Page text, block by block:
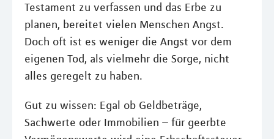
Testament zu verfassen und das Erbe zu
planen, bereitet vielen Menschen Angst.
Doch oft ist es weniger die Angst vor dem
eigenen Tod, als vielmehr die Sorge, nicht
alles geregelt zu haben.
Gut zu wissen: Egal ob Geldbeträge,
Sachwerte oder Immobilien – für geerbte